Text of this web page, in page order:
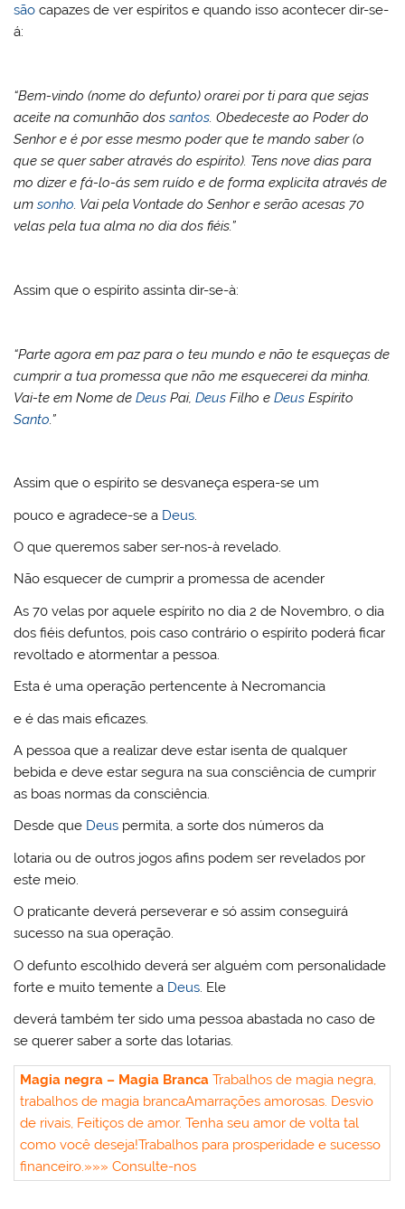
são capazes de ver espíritos e quando isso acontecer dir-se-
á:
“Bem-vindo (nome do defunto) orarei por ti para que sejas
aceite na comunhão dossantos. Obedeceste ao Poder do
Senhor e é por esse mesmo poder que te mando saber (o
que se quer saber através do espírito). Tens nove dias para
mo dizer e fá-lo-ás sem ruído e de forma explicita através de
umsonho. Vai pela Vontade do Senhor e serão acesas 70
velas pela tua alma no dia dos fiéis.”
Assim que o espírito assinta dir-se-à:
“Parte agora em paz para o teu mundo e não te esqueças de
cumprir a tua promessa que não me esquecerei da minha.
Vai-te em Nome deDeus Pai,Deus Filho eDeus Espírito
Santo .”
Assim que o espírito se desvaneça espera-se um
pouco e agradece-se a Deus.
O que queremos saber ser-nos-à revelado.
Não esquecer de cumprir a promessa de acender
As 70 velas por aquele espírito no dia 2 de Novembro, o dia
dos fiéis defuntos, pois caso contrário o espírito poderá ficar
revoltado e atormentar a pessoa.
Esta é uma operação pertencente à Necromancia
e é das mais eficazes.
A pessoa que a realizar deve estar isenta de qualquer
bebida e deve estar segura na sua consciência de cumprir
as boas normas da consciência.
Desde que Deus permita, a sorte dos números da
lotaria ou de outros jogos afins podem ser revelados por
este meio.
O praticante deverá perseverar e só assim conseguirá
sucesso na sua operação.
O defunto escolhido deverá ser alguém com personalidade
forte e muito temente a Deus. Ele
deverá também ter sido uma pessoa abastada no caso de
se querer saber a sorte das lotarias.
Magia negra – Magia BrancaTrabalhos de magia negra,
trabalhos de magia brancaAmarrações amorosas. Desvio
de rivais, Feitiços de amor. Tenha seu amor de volta tal
como você deseja!Trabalhos para prosperidade e sucesso
financeiro.»»» Consulte-nos